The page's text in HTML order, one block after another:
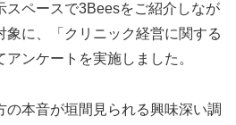
スペースで3Beesをご紹介しなが
象に、「クリニック経営に関する
ンケートを実施しました。
の本音が垣間見られる興味深い調